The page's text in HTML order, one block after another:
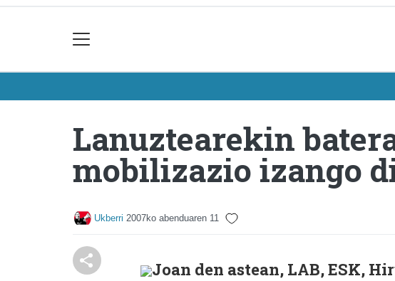
Lanuztearekin
mobilizazio izango
Ukberri 2007ko abenduaren 11
Joan den astean, LAB, ESK,